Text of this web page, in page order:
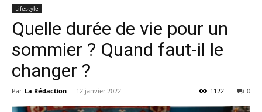
Lifestyle
Quelle durée de vie pour un
sommier ? Quand faut-il le
changer ?
Par La Rédaction - 12 janvier 2022 0
1122